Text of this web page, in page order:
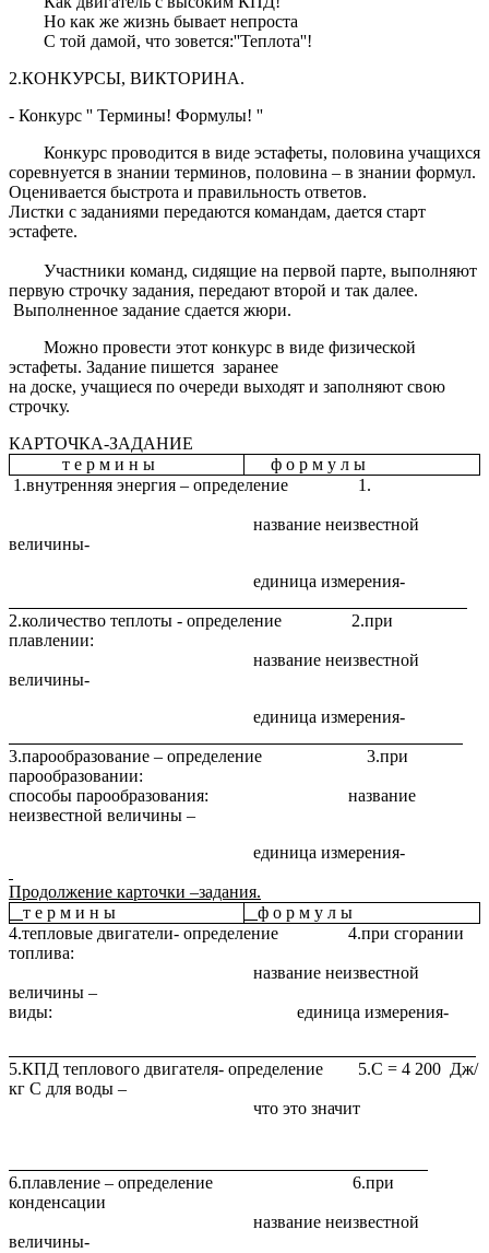
Но как же жизнь бывает непроста
С той дамой, что зовется:''Теплота''!
2.КОНКУРСЫ, ВИКТОРИНА.
- Конкурс '' Термины! Формулы! ''
Конкурс проводится в виде эстафеты, половина учащихся
соревнуется в знании терминов, половина – в знании формул.
Оценивается быстрота и правильность ответов.
Листки с заданиями передаются командам, дается старт
эстафете.
Участники команд, сидящие на первой парте, выполняют
первую строчку задания, передают второй и так далее.
Выполненное задание сдается жюри.
Можно провести этот конкурс в виде физической
эстафеты. Задание пишется заранее
на доске, учащиеся по очереди выходят и заполняют свою
строчку.
КАРТОЧКА-ЗАДАНИЕ
т е р м и н ы
ф о р м у л ы
1.внутренняя энергия – определение 1.
название неизвестной
величины-
единица измерения-
2.количество теплоты - определение 2.при
плавлении:
название неизвестной
величины-
единица измерения-
3.парообразование – определение 3.при
парообразовании:
способы парообразования: название
неизвестной величины –
единица измерения-
Продолжение карточки –задания.
т е р м и н ы
ф о р м у л ы
4.тепловые двигатели- определение 4.при сгорании
топлива:
название неизвестной
величины –
виды: единица измерения-
5.КПД теплового двигателя- определение 5.С = 4 200 Дж/
кг С для воды –
что это значит
6.плавление – определение 6.при
конденсации
название неизвестной
величины-